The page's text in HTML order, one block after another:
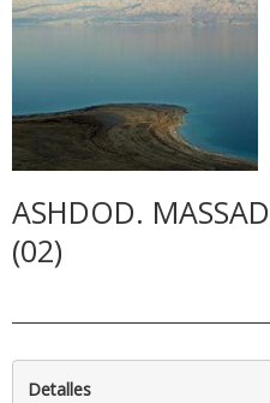
ASHDOD.
(02)
Detalles